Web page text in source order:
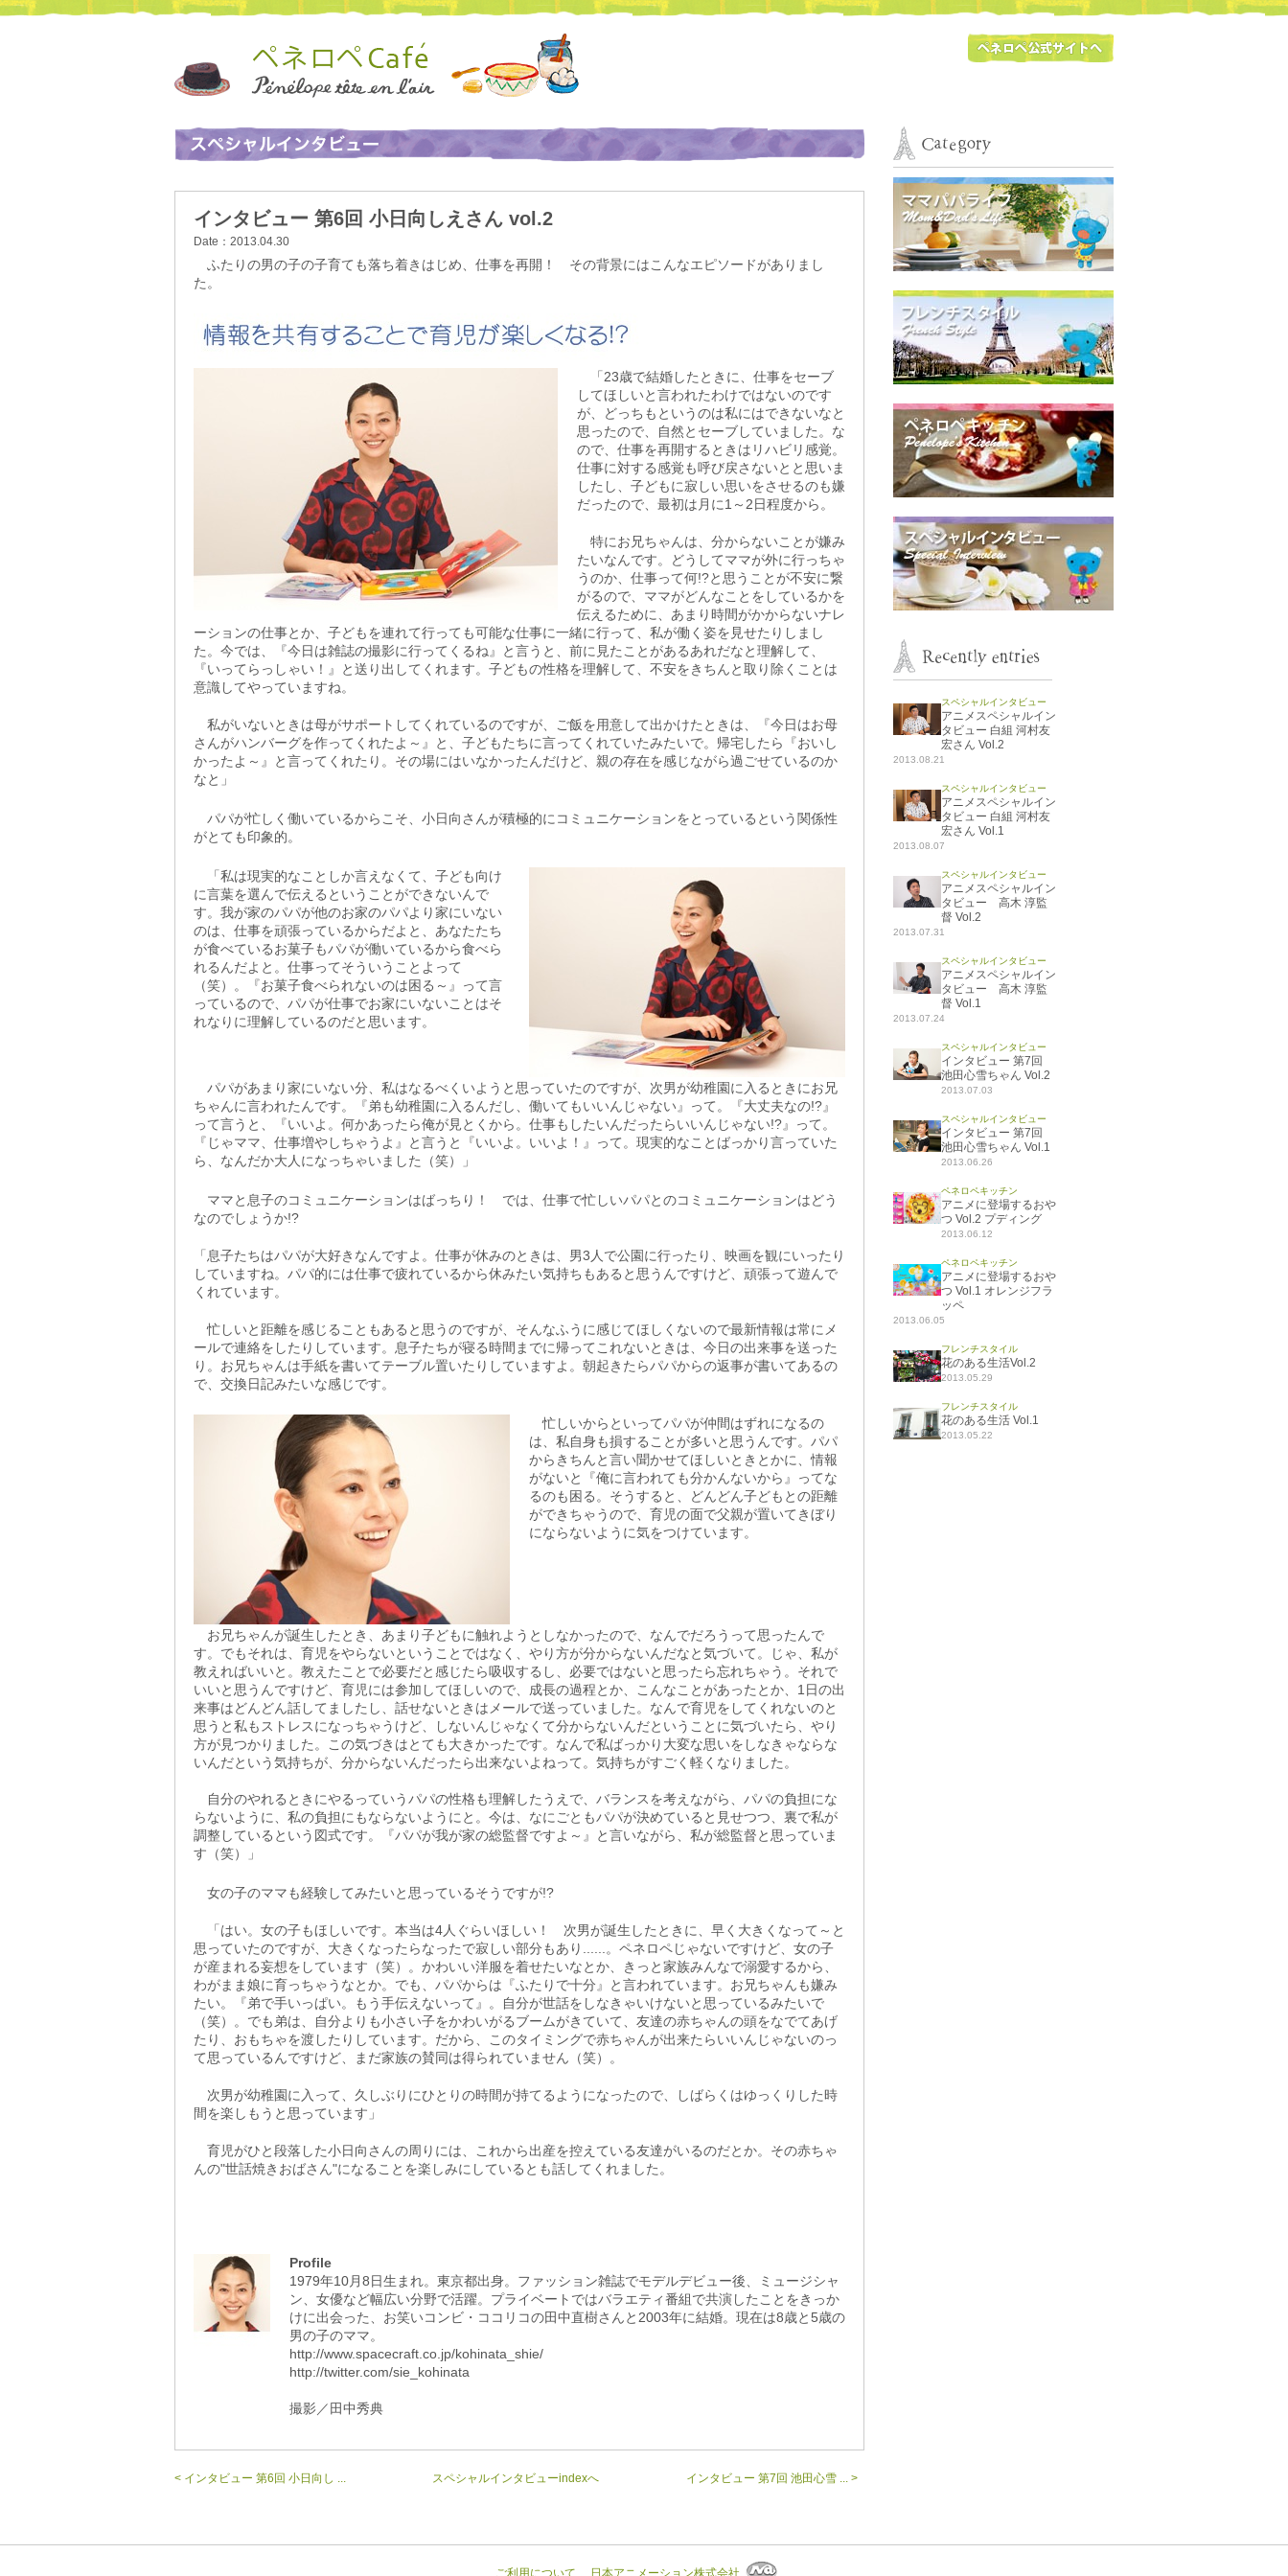
インタビュー 第6回 小日向しえさん vol.2
Date：2013.04.30
ふたりの男の子の子育ても落ち着きはじめ、仕事を再開！ その背景にはこんなエピソードがありまし
た。
「23歳で結婚したときに、仕事をセーブ
してほしいと言われたわけではないのです
が、どっちもというのは私にはできないなと
思ったので、自然とセーブしていました。な
ので、仕事を再開するときはリハビリ感覚。
仕事に対する感覚も呼び戻さないとと思いま
したし、子どもに寂しい思いをさせるのも嫌
だったので、最初は月に1～2日程度から。
特にお兄ちゃんは、分からないことが嫌み
たいなんです。どうしてママが外に行っちゃ
うのか、仕事って何!?と思うことが不安に繋
がるので、ママがどんなことをしているかを
伝えるために、あまり時間がかからないナレ
ーションの仕事とか、子どもを連れて行っても可能な仕事に一緒に行って、私が働く姿を見せたりしまし
た。今では、『今日は雑誌の撮影に行ってくるね』と言うと、前に見たことがあるあれだなと理解して、
『いってらっしゃい！』と送り出してくれます。子どもの性格を理解して、不安をきちんと取り除くことは
意識してやっていますね。
私がいないときは母がサポートしてくれているのですが、ご飯を用意して出かけたときは、『今日はお母
さんがハンバーグを作ってくれたよ～』と、子どもたちに言ってくれていたみたいで。帰宅したら『おいし
かったよ～』と言ってくれたり。その場にはいなかったんだけど、親の存在を感じながら過ごせているのか
なと」
パパが忙しく働いているからこそ、小日向さんが積極的にコミュニケーションをとっているという関係性
がとても印象的。
「私は現実的なことしか言えなくて、子ども向け
に言葉を選んで伝えるということができないんで
す。我が家のパパが他のお家のパパより家にいない
のは、仕事を頑張っているからだよと、あなたたち
が食べているお菓子もパパが働いているから食べら
れるんだよと。仕事ってそういうことよって
（笑）。『お菓子食べられないのは困る～』って言
っているので、パパが仕事でお家にいないことはそ
れなりに理解しているのだと思います。
パパがあまり家にいない分、私はなるべくいようと思っていたのですが、次男が幼稚園に入るときにお兄
ちゃんに言われたんです。『弟も幼稚園に入るんだし、働いてもいいんじゃない』って。『大丈夫なの!?』
って言うと、『いいよ。何かあったら俺が見とくから。仕事もしたいんだったらいいんじゃない!?』って。
『じゃママ、仕事増やしちゃうよ』と言うと『いいよ。いいよ！』って。現実的なことばっかり言っていた
ら、なんだか大人になっちゃいました（笑）」
ママと息子のコミュニケーションはばっちり！ では、仕事で忙しいパパとのコミュニケーションはどう
なのでしょうか!?
「息子たちはパパが大好きなんですよ。仕事が休みのときは、男3人で公園に行ったり、映画を観にいったり
していますね。パパ的には仕事で疲れているから休みたい気持ちもあると思うんですけど、頑張って遊んで
くれています。
忙しいと距離を感じることもあると思うのですが、そんなふうに感じてほしくないので最新情報は常にメ
ールで連絡をしたりしています。息子たちが寝る時間までに帰ってこれないときは、今日の出来事を送った
り。お兄ちゃんは手紙を書いてテーブル置いたりしていますよ。朝起きたらパパからの返事が書いてあるの
で、交換日記みたいな感じです。
忙しいからといってパパが仲間はずれになるの
は、私自身も損することが多いと思うんです。パパ
からきちんと言い聞かせてほしいときとかに、情報
がないと『俺に言われても分かんないから』ってな
るのも困る。そうすると、どんどん子どもとの距離
ができちゃうので、育児の面で父親が置いてきぼり
にならないように気をつけています。
お兄ちゃんが誕生したとき、あまり子どもに触れようとしなかったので、なんでだろうって思ったんで
す。でもそれは、育児をやらないということではなく、やり方が分からないんだなと気づいて。じゃ、私が
教えればいいと。教えたことで必要だと感じたら吸収するし、必要ではないと思ったら忘れちゃう。それで
いいと思うんですけど、育児には参加してほしいので、成長の過程とか、こんなことがあったとか、1日の出
来事はどんどん話してましたし、話せないときはメールで送っていました。なんで育児をしてくれないのと
思うと私もストレスになっちゃうけど、しないんじゃなくて分からないんだということに気づいたら、やり
方が見つかりました。この気づきはとても大きかったです。なんで私ばっかり大変な思いをしなきゃならな
いんだという気持ちが、分からないんだったら出来ないよねって。気持ちがすごく軽くなりました。
自分のやれるときにやるっていうパパの性格も理解したうえで、バランスを考えながら、パパの負担にな
らないように、私の負担にもならないようにと。今は、なにごともパパが決めていると見せつつ、裏で私が
調整しているという図式です。『パパが我が家の総監督ですよ～』と言いながら、私が総監督と思っていま
す（笑）」
女の子のママも経験してみたいと思っているそうですが!?
「はい。女の子もほしいです。本当は4人ぐらいほしい！ 次男が誕生したときに、早く大きくなって～と
思っていたのですが、大きくなったらなったで寂しい部分もあり......。ペネロペじゃないですけど、女の子
が産まれる妄想をしています（笑）。かわいい洋服を着せたいなとか、きっと家族みんなで溺愛するから、
わがまま娘に育っちゃうなとか。でも、パパからは『ふたりで十分』と言われています。お兄ちゃんも嫌み
たい。『弟で手いっぱい。もう手伝えないって』。自分が世話をしなきゃいけないと思っているみたいで
（笑）。でも弟は、自分よりも小さい子をかわいがるブームがきていて、友達の赤ちゃんの頭をなでてあげ
たり、おもちゃを渡したりしています。だから、このタイミングで赤ちゃんが出来たらいいんじゃないのっ
て思っているんですけど、まだ家族の賛同は得られていません（笑）。
次男が幼稚園に入って、久しぶりにひとりの時間が持てるようになったので、しばらくはゆっくりした時
間を楽しもうと思っています」
育児がひと段落した小日向さんの周りには、これから出産を控えている友達がいるのだとか。その赤ちゃ
んの"世話焼きおばさん"になることを楽しみにしているとも話してくれました。
Profile
1979年10月8日生まれ。東京都出身。ファッション雑誌でモデルデビュー後、ミュージシャ
ン、女優など幅広い分野で活躍。プライベートではバラエティ番組で共演したことをきっか
けに出会った、お笑いコンビ・ココリコの田中直樹さんと2003年に結婚。現在は8歳と5歳の
男の子のママ。
http://www.spacecraft.co.jp/kohinata_shie/
http://twitter.com/sie_kohinata
撮影／田中秀典
< インタビュー 第6回 小日向し ... スペシャルインタビューindexへ インタビュー 第7回 池田心雪 ... >
スペシャルインタビュー
アニメスペシャルイン
タビュー 白組 河村友
宏さん Vol.2
2013.08.21
スペシャルインタビュー
アニメスペシャルイン
タビュー 白組 河村友
宏さん Vol.1
2013.08.07
スペシャルインタビュー
アニメスペシャルイン
タビュー 高木 淳監
督 Vol.2
2013.07.31
スペシャルインタビュー
アニメスペシャルイン
タビュー 高木 淳監
督 Vol.1
2013.07.24
スペシャルインタビュー
インタビュー 第7回
池田心雪ちゃん Vol.2
2013.07.03
スペシャルインタビュー
インタビュー 第7回
池田心雪ちゃん Vol.1
2013.06.26
ペネロペキッチン
アニメに登場するおや
つ Vol.2 プディング
2013.06.12
ペネロペキッチン
アニメに登場するおや
つ Vol.1 オレンジフラ
ッペ
2013.06.05
フレンチスタイル
花のある生活Vol.2
2013.05.29
フレンチスタイル
花のある生活 Vol.1
2013.05.22
ご利用について 日本アニメーション株式会社